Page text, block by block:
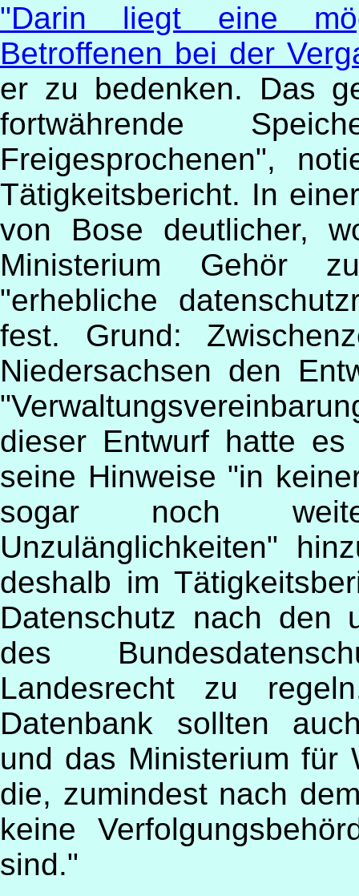
"Darin liegt eine
Betroffenen bei der
er zu bedenken. Das
fortwährende
Freigesprochenen",
Tätigkeitsbericht. In
von Bose deutlicher,
Ministerium Gehör
"erhebliche
fest. Grund:
Niedersachsen den
dieser Entwurf hatte
seine Hinweise "in
sogar noch
Unzulänglichkeiten"
deshalb im
Datenschutz nach den
des
Landesrecht zu
Datenbank sollten
und das Ministerium für
die, zumindest nach
keine
sind."